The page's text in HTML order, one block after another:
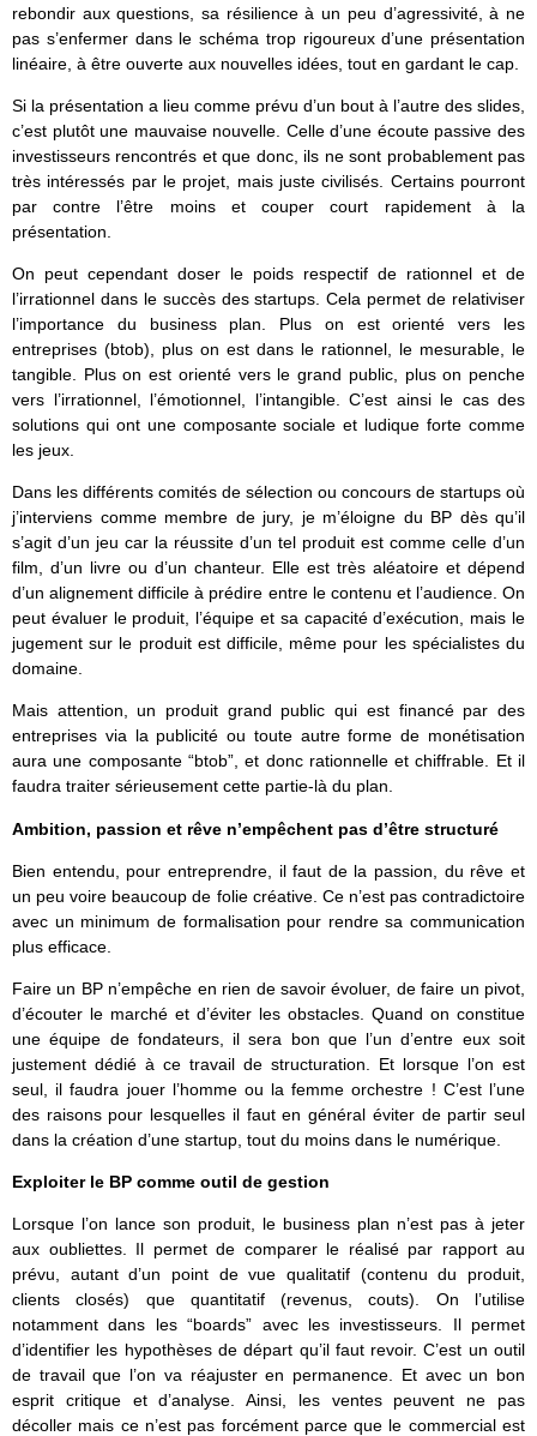
rebondir aux questions, sa résilience à un peu d’agressivité, à ne
pas s’enfermer dans le schéma trop rigoureux d’une présentation
linéaire, à être ouverte aux nouvelles idées, tout en gardant le cap.
Si la présentation a lieu comme prévu d’un bout à l’autre des slides,
c’est plutôt une mauvaise nouvelle. Celle d’une écoute passive des
investisseurs rencontrés et que donc, ils ne sont probablement pas
très intéressés par le projet, mais juste civilisés. Certains pourront
par contre l’être moins et couper court rapidement à la
présentation.
On peut cependant doser le poids respectif de rationnel et de
l’irrationnel dans le succès des startups. Cela permet de relativiser
l’importance du business plan. Plus on est orienté vers les
entreprises (btob), plus on est dans le rationnel, le mesurable, le
tangible. Plus on est orienté vers le grand public, plus on penche
vers l’irrationnel, l’émotionnel, l’intangible. C’est ainsi le cas des
solutions qui ont une composante sociale et ludique forte comme
les jeux.
Dans les différents comités de sélection ou concours de startups où
j’interviens comme membre de jury, je m’éloigne du BP dès qu’il
s’agit d’un jeu car la réussite d’un tel produit est comme celle d’un
film, d’un livre ou d’un chanteur. Elle est très aléatoire et dépend
d’un alignement difficile à prédire entre le contenu et l’audience. On
peut évaluer le produit, l’équipe et sa capacité d’exécution, mais le
jugement sur le produit est difficile, même pour les spécialistes du
domaine.
Mais attention, un produit grand public qui est financé par des
entreprises via la publicité ou toute autre forme de monétisation
aura une composante “btob”, et donc rationnelle et chiffrable. Et il
faudra traiter sérieusement cette partie-là du plan.
Ambition, passion et rêve n’empêchent pas d’être structuré
Bien entendu, pour entreprendre, il faut de la passion, du rêve et
un peu voire beaucoup de folie créative. Ce n’est pas contradictoire
avec un minimum de formalisation pour rendre sa communication
plus efficace.
Faire un BP n’empêche en rien de savoir évoluer, de faire un pivot,
d’écouter le marché et d’éviter les obstacles. Quand on constitue
une équipe de fondateurs, il sera bon que l’un d’entre eux soit
justement dédié à ce travail de structuration. Et lorsque l’on est
seul, il faudra jouer l’homme ou la femme orchestre ! C’est l’une
des raisons pour lesquelles il faut en général éviter de partir seul
dans la création d’une startup, tout du moins dans le numérique.
Exploiter le BP comme outil de gestion
Lorsque l’on lance son produit, le business plan n’est pas à jeter
aux oubliettes. Il permet de comparer le réalisé par rapport au
prévu, autant d’un point de vue qualitatif (contenu du produit,
clients closés) que quantitatif (revenus, couts). On l’utilise
notamment dans les “boards” avec les investisseurs. Il permet
d’identifier les hypothèses de départ qu’il faut revoir. C’est un outil
de travail que l’on va réajuster en permanence. Et avec un bon
esprit critique et d’analyse. Ainsi, les ventes peuvent ne pas
décoller mais ce n’est pas forcément parce que le commercial est